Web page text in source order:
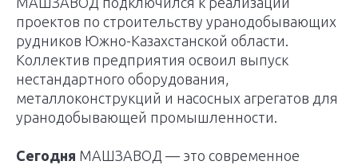
проектов по строительству уранодобывающих
рудников Южно-Казахстанской области.
Коллектив предприятия освоил выпуск
нестандартного оборудования,
металлоконструкций и насосных агрегатов для
уранодобывающей промышленности.
Сегодня МАШЗАВОД — это современное